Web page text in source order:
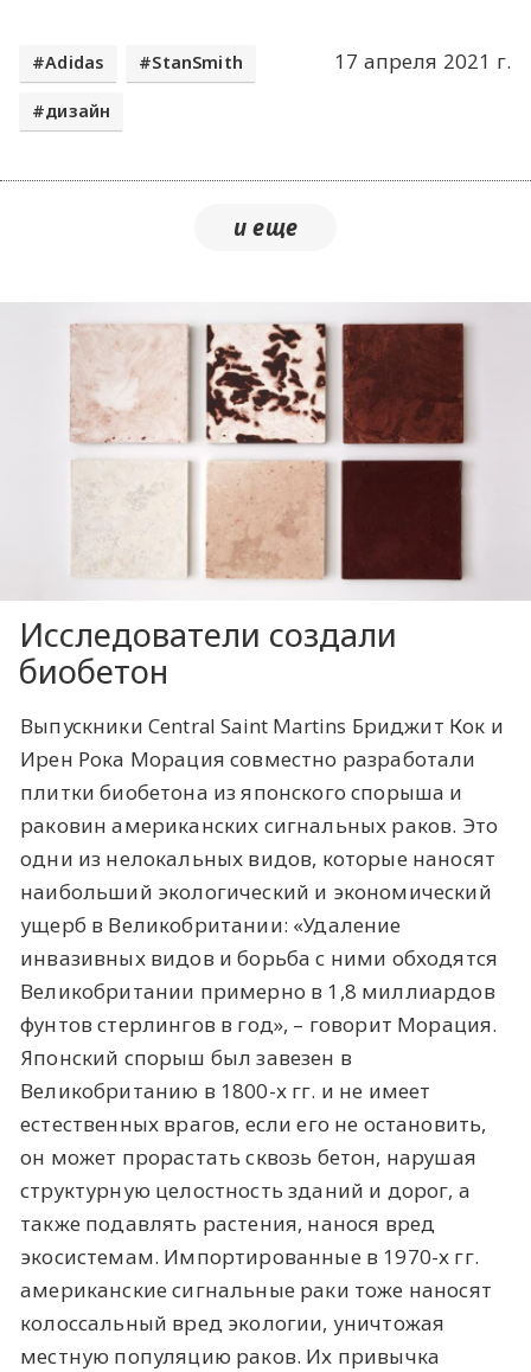
17 апреля 2021 г.
Adidas StanSmith
дизайн
Исследователи создали
биобетон
Выпускники Central Saint Martins Бриджит Кок и
Ирен Рока Морация совместно разработали
плитки биобетона из японского спорыша и
раковин американских сигнальных раков. Это
одни из нелокальных видов, которые наносят
наибольший экологический и экономический
ущерб в Великобритании: «Удаление
инвазивных видов и борьба с ними обходятся
Великобритании примерно в 1,8 миллиардов
фунтов стерлингов в год», – говорит Морация.
Японский спорыш был завезен в
Великобританию в 1800-х гг. и не имеет
естественных врагов, если его не остановить,
он может прорастать сквозь бетон, нарушая
структурную целостность зданий и дорог, а
также подавлять растения, нанося вред
экосистемам. Импортированные в 1970-х гг.
американские сигнальные раки тоже наносят
колоссальный вред экологии, уничтожая
местную популяцию раков. Их привычка